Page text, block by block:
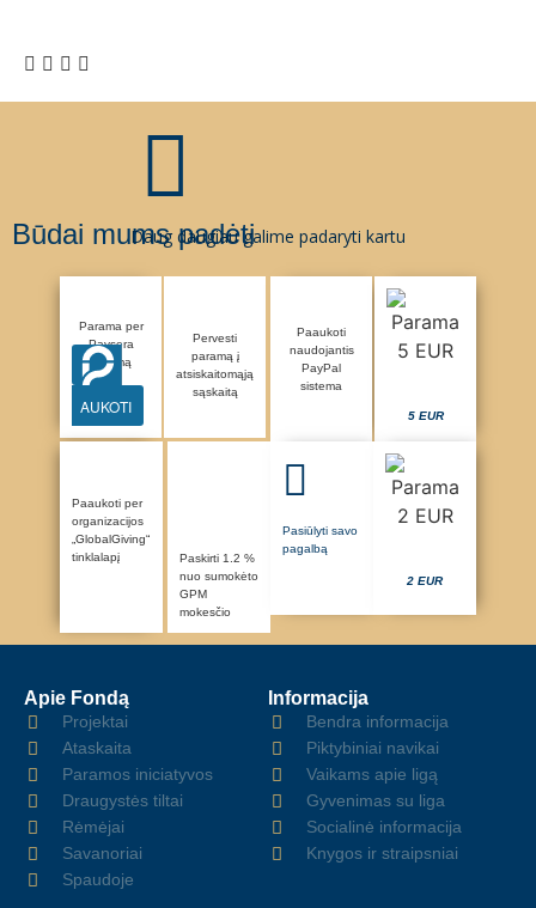
Būdai mums padėti
Daug daugiau galime padaryti kartu
Parama per
Paysera
sistemą
AUKOTI
Pervesti
paramą į
atsiskaitomąją
sąskaitą
Paaukoti
naudojantis
PayPal
sistema
5 EUR
Paaukoti per
organizacijos
„GlobalGiving“
tinklalapį
Paskirti 1.2 %
nuo sumokėto
GPM
mokesčio
Pasiūlyti savo
pagalbą
2 EUR
Apie Fondą
Projektai
Ataskaita
Paramos iniciatyvos
Draugystės tiltai
Rėmėjai
Savanoriai
Spaudoje
Informacija
Bendra informacija
Piktybiniai navikai
Vaikams apie ligą
Gyvenimas su liga
Socialinė informacija
Knygos ir straipsniai